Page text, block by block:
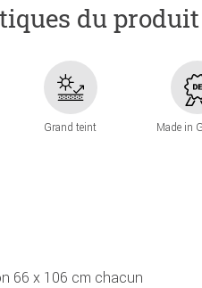
du produit
Grand teint Made in
66 x 106 cm chacun